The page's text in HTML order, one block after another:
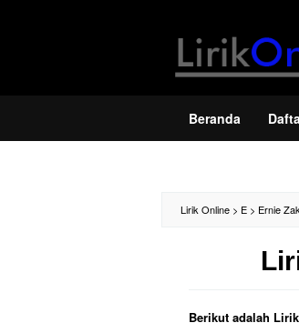
Beranda
Lirik Online > E > Ernie
Berikut adalah